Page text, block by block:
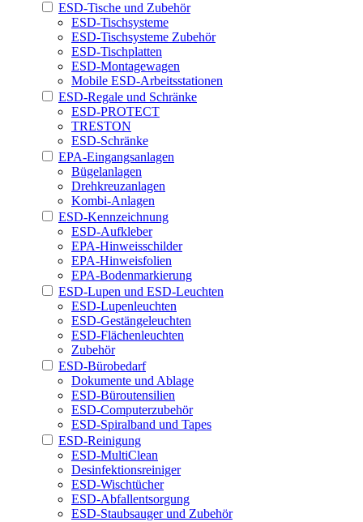
ESD-Tische und Zubehör
ESD-Tischsysteme
ESD-Tischsysteme Zubehör
ESD-Tischplatten
ESD-Montagewagen
Mobile ESD-Arbeitsstationen
ESD-Regale und Schränke
ESD-PROTECT
TRESTON
ESD-Schränke
EPA-Eingangsanlagen
Bügelanlagen
Drehkreuzanlagen
Kombi-Anlagen
ESD-Kennzeichnung
ESD-Aufkleber
EPA-Hinweisschilder
EPA-Hinweisfolien
EPA-Bodenmarkierung
ESD-Lupen und ESD-Leuchten
ESD-Lupenleuchten
ESD-Gestängeleuchten
ESD-Flächenleuchten
Zubehör
ESD-Bürobedarf
Dokumente und Ablage
ESD-Büroutensilien
ESD-Computerzubehör
ESD-Spiralband und Tapes
ESD-Reinigung
ESD-MultiClean
Desinfektionsreiniger
ESD-Wischtücher
ESD-Abfallentsorgung
ESD-Staubsauger und Zubehör